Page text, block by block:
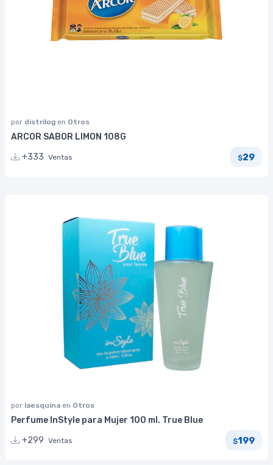
por distrilog en Otros
ARCOR SABOR LIMON 108G
+333 Ventas $29
por laesquina en Otros
Perfume InStyle para Mujer 100 ml. True Blue
+299 Ventas $199